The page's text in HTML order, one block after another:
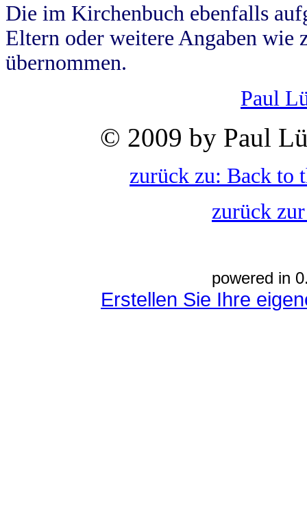
Die im Kirchenbuch ebenfalls
Eltern oder weitere Angaben wie
übernommen.
Paul
© 2009 by Paul
zurück zu: Back to
zurück
powered in
Erstellen Sie Ihre